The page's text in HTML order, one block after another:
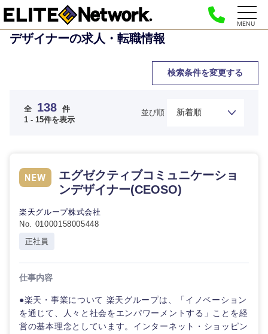
MENU
デザイナーの求人・転職情報
検索条件を変更する
全 138 件
1 - 15件を表示
並び順
エグゼクティブコミュニケーショ
ンデザイナー(CEOSO)
楽天グループ株式会社
No. 01000158005448
正社員
仕事内容
●楽天・事業について 楽天グループは、「イノベーション
を通じて、人々と社会をエンパワーメントする」ことを経
営の基本理念としています。インターネット・ショッピン